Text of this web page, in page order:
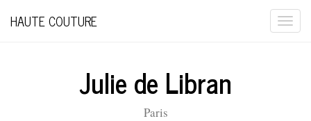
HAUTE COUTURE
Julie de Libran
Paris